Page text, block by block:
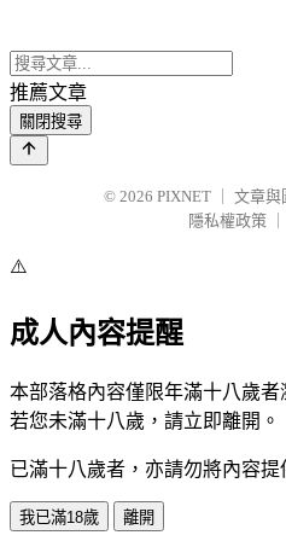
推薦文章
關閉搜尋
© 2026 PIXNET
文章與
隱私權政策
⚠️
成人內容提醒
本部落格內容僅限年滿十八歲者
若您未滿十八歲，請立即離開。
已滿十八歲者，亦請勿將內容提
我已滿18歲 離開